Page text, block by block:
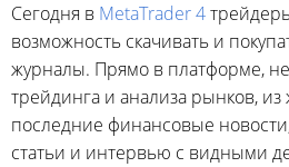
Сегодня в MetaTrader 4
возможность скачивать и
журналы. Прямо в платформе,
трейдинга и анализа рынков,
последние финансовые
статьи и интервью с видными